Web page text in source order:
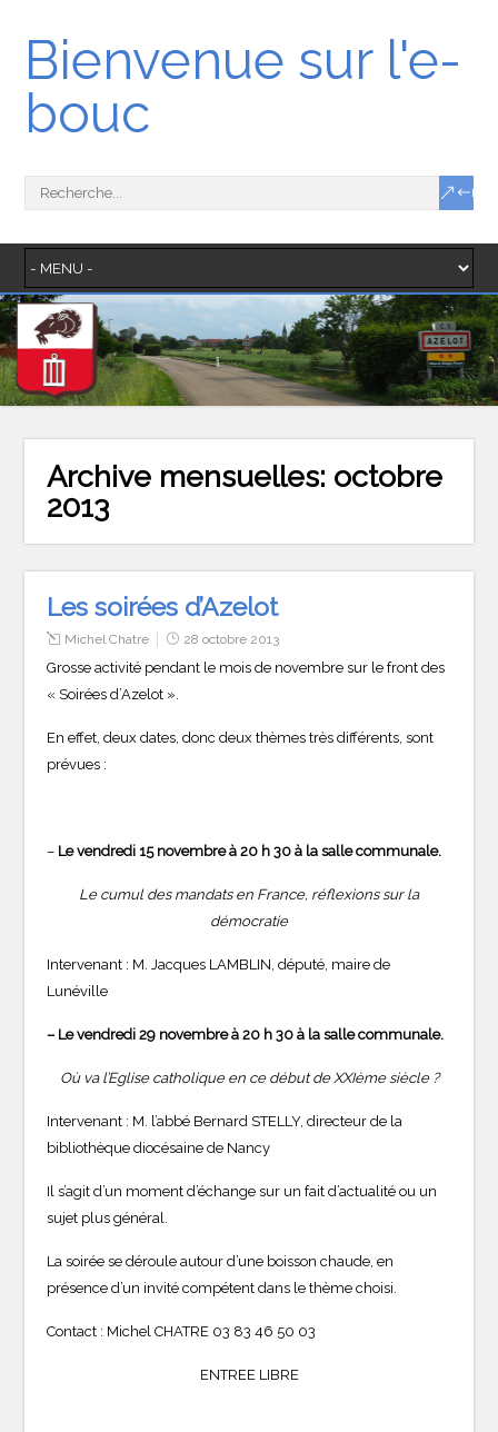
Bienvenue sur l'e-
bouc
Archive mensuelles: octobre
2013
Les soirées d’Azelot
Michel Chatre 28 octobre 2013
Grosse activité pendant le mois de novembre sur le front des
« Soirées d’Azelot ».
En effet, deux dates, donc deux thèmes très différents, sont
prévues :
– Le vendredi 15 novembre à 20 h 30 à la salle communale.
Le cumul des mandats en France, réflexions sur la
démocratie
Intervenant : M. Jacques LAMBLIN, député, maire de
Lunéville
– Le vendredi 29 novembre à 20 h 30 à la salle communale.
Où va l’Eglise catholique en ce début de XXIème siècle ?
Intervenant : M. l’abbé Bernard STELLY, directeur de la
bibliothèque diocésaine de Nancy
Il s’agit d’un moment d’échange sur un fait d’actualité ou un
sujet plus général.
La soirée se déroule autour d’une boisson chaude, en
présence d’un invité compétent dans le thème choisi.
Contact : Michel CHATRE 03 83 46 50 03
ENTREE LIBRE